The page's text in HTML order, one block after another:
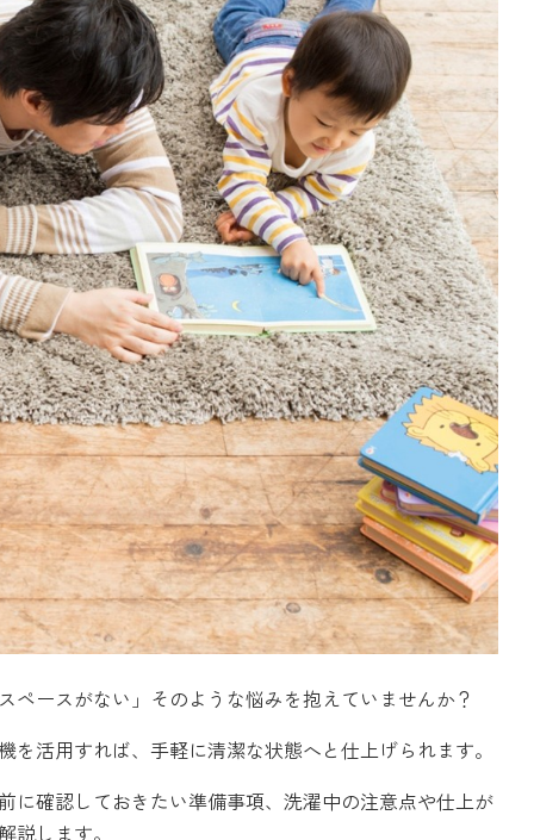
ースがない」そのような悩みを抱えていませんか？
活用すれば、手軽に清潔な状態へと仕上げられます。
に確認しておきたい準備事項、洗濯中の注意点や仕上が
します。